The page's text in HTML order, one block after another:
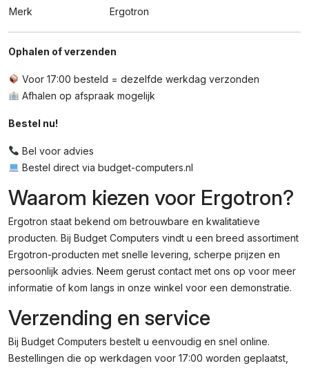
Merk
Ergotron
Ophalen of verzenden
Voor 17:00 besteld = dezelfde werkdag verzonden
Afhalen op afspraak mogelijk
Bestel nu!
Bel voor advies
Bestel direct via budget-computers.nl
Waarom kiezen voor Ergotron?
Ergotron staat bekend om betrouwbare en kwalitatieve
producten. Bij Budget Computers vindt u een breed assortiment
Ergotron-producten met snelle levering, scherpe prijzen en
persoonlijk advies. Neem gerust contact met ons op voor meer
informatie of kom langs in onze winkel voor een demonstratie.
Verzending en service
Bij Budget Computers bestelt u eenvoudig en snel online.
Bestellingen die op werkdagen voor 17:00 worden geplaatst,